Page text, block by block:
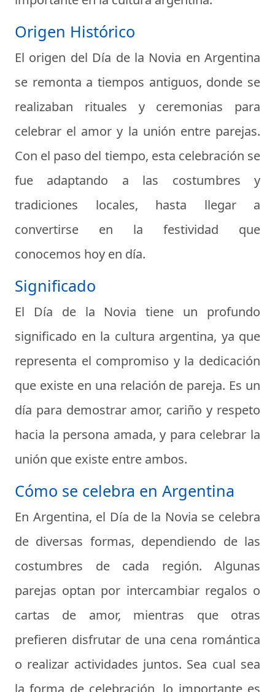
Origen Histórico
El origen del Día de la Novia en Argentina
se remonta a tiempos antiguos, donde se
realizaban rituales y ceremonias para
celebrar el amor y la unión entre parejas.
Con el paso del tiempo, esta celebración se
fue adaptando a las costumbres y
tradiciones locales, hasta llegar a
convertirse en la festividad que
conocemos hoy en día.
Significado
El Día de la Novia tiene un profundo
significado en la cultura argentina, ya que
representa el compromiso y la dedicación
que existe en una relación de pareja. Es un
día para demostrar amor, cariño y respeto
hacia la persona amada, y para celebrar la
unión que existe entre ambos.
Cómo se celebra en Argentina
En Argentina, el Día de la Novia se celebra
de diversas formas, dependiendo de las
costumbres de cada región. Algunas
parejas optan por intercambiar regalos o
cartas de amor, mientras que otras
prefieren disfrutar de una cena romántica
o realizar actividades juntos. Sea cual sea
la forma de celebración, lo importante es